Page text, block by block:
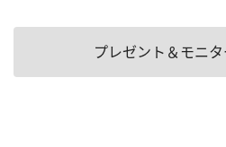
プレゼント＆モニ